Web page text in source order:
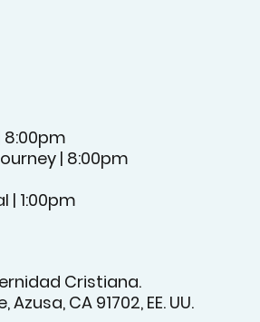
8:00pm
| 8:00pm
| 1:00pm
Cristiana.
Azusa, CA 91702, EE. UU.